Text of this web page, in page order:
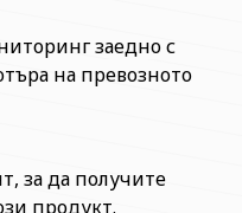
заедно с
на превозното
за да получите
продукт.